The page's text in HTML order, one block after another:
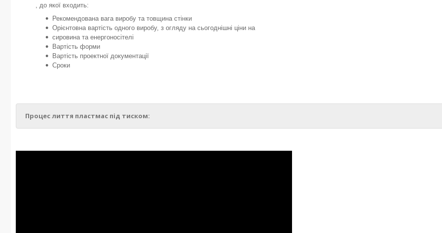
, до якої входить:
Рекомендована вага виробу та товщина стінки
Орієнтовна вартість одного виробу, з огляду на сьогоднішні ціни на
сировина та енергоносітелі
Вартість форми
Вартість проектної документації
Сроки
Процес лиття пластмас під тиском: